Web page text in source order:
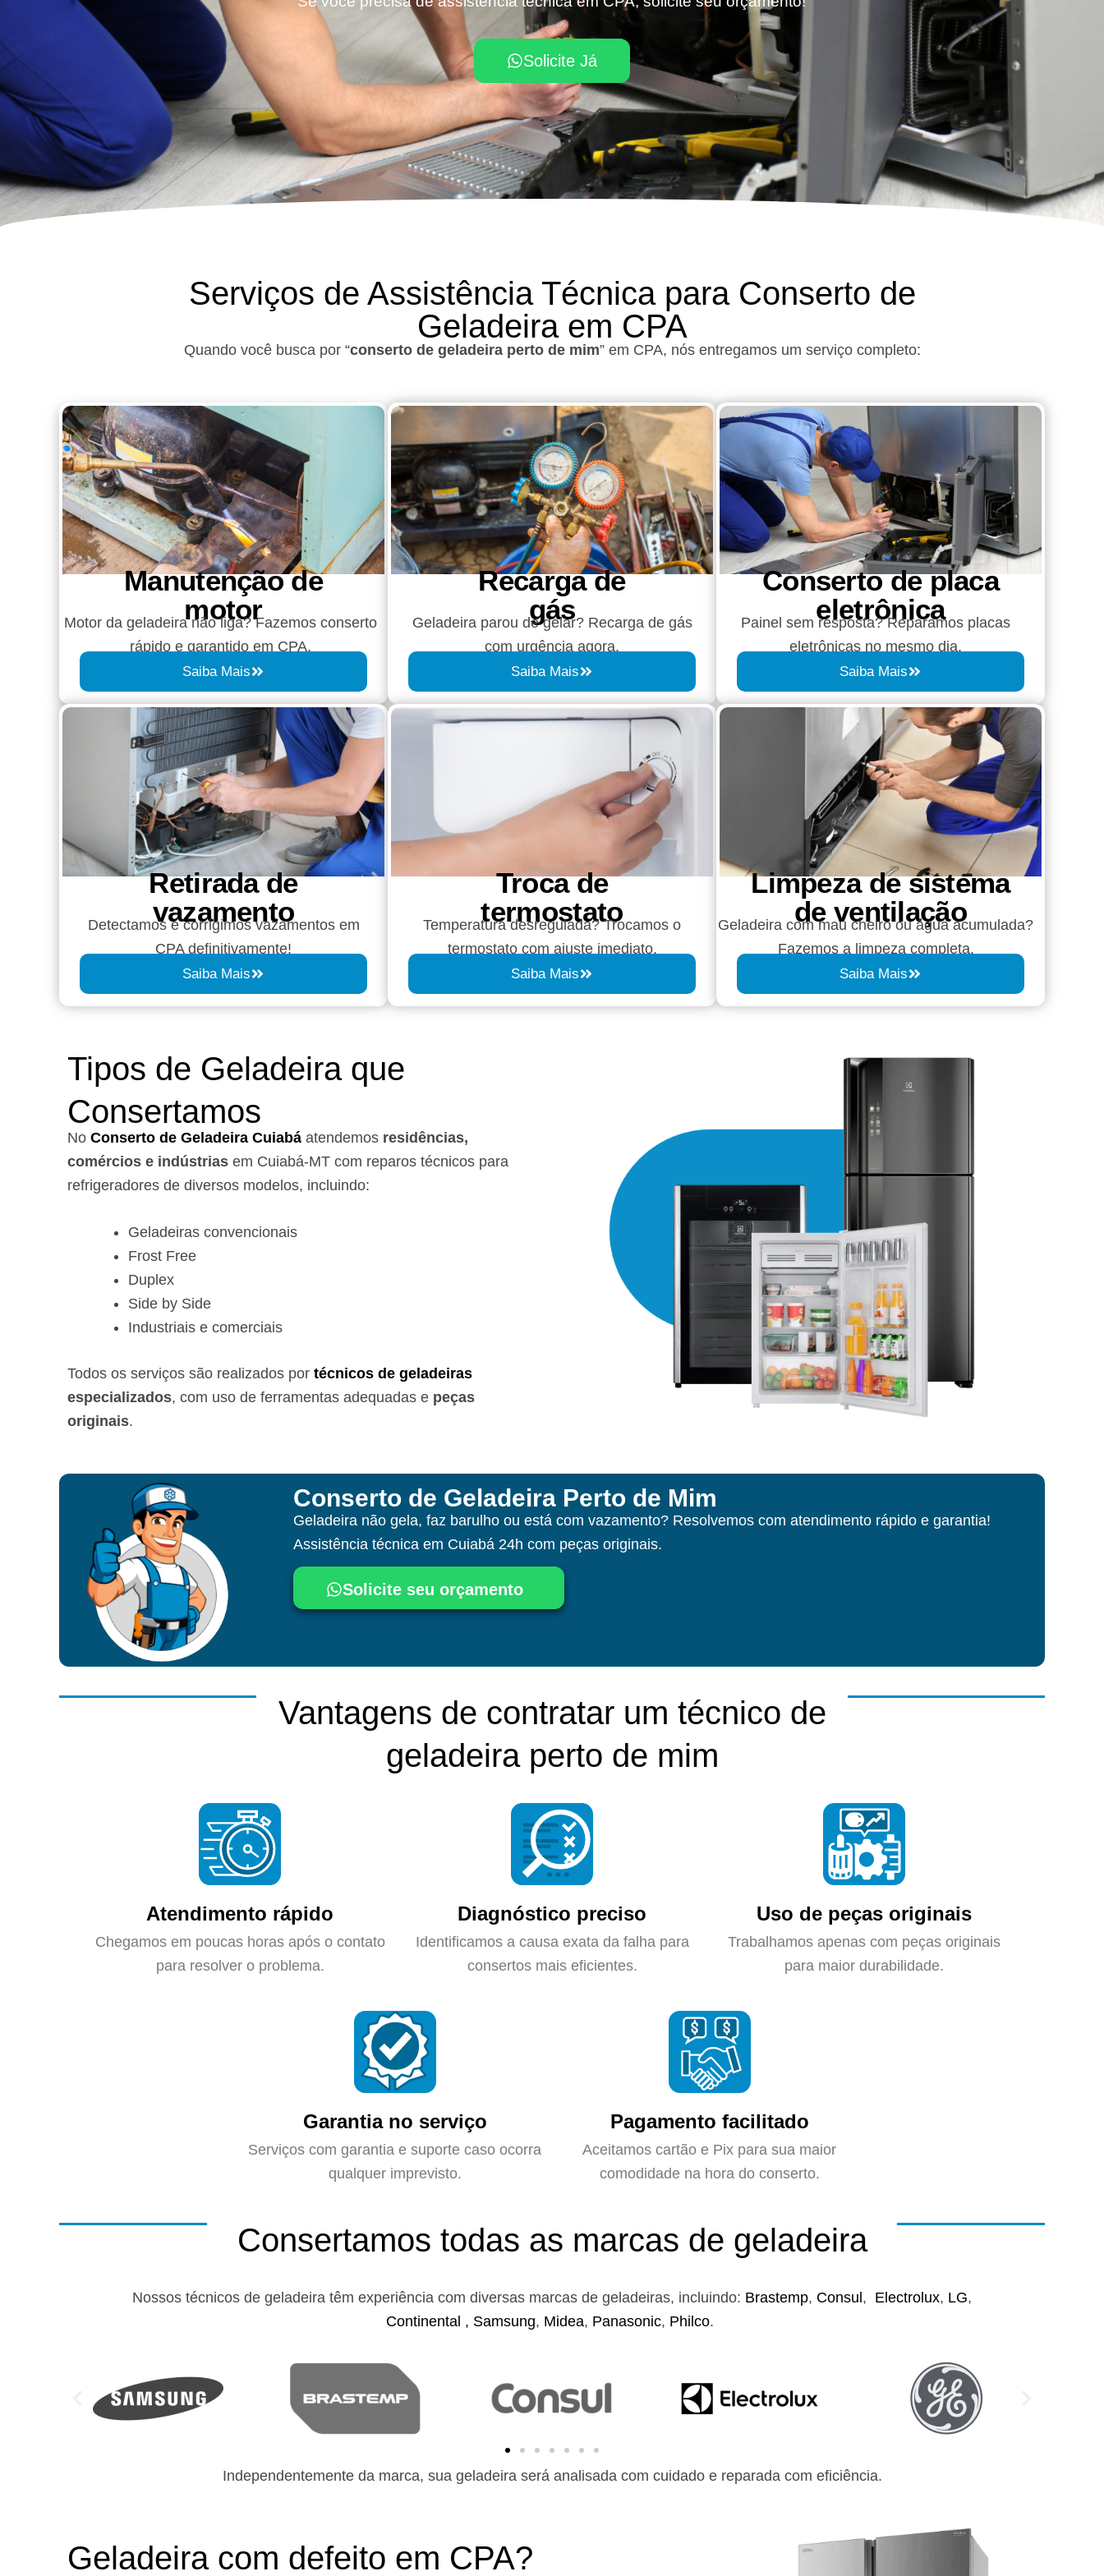
Solicite Já
Serviços de Assistência Técnica para Conserto de
Geladeira em CPA
Quando você busca por “conserto de geladeira perto de mim” em CPA, nós entregamos um serviço completo:
Manutenção de
motor
Motor da geladeira não liga? Fazemos conserto
rápido e garantido em CPA.
Saiba Mais
Recarga de
gás
Geladeira parou de gelar? Recarga de gás
com urgência agora.
Saiba Mais
Conserto de placa
eletrônica
Painel sem resposta? Reparamos placas
eletrônicas no mesmo dia.
Saiba Mais
Retirada de
vazamento​​
Detectamos e corrigimos vazamentos em
CPA definitivamente!
Saiba Mais
Troca de
termostato
Temperatura desregulada? Trocamos o
termostato com ajuste imediato.
Saiba Mais
Limpeza de sistema
de ventilação
Geladeira com mau cheiro ou água acumulada?
Fazemos a limpeza completa.
Saiba Mais
Tipos de Geladeira que
Consertamos
No Conserto de Geladeira Cuiabá atendemos residências,
comércios e indústrias em Cuiabá-MT com reparos técnicos para
refrigeradores de diversos modelos, incluindo:
Geladeiras convencionais
Frost Free
Duplex
Side by Side
Industriais e comerciais
Todos os serviços são realizados por técnicos de geladeiras
especializados, com uso de ferramentas adequadas e peças
originais.
Conserto de Geladeira Perto de Mim
Geladeira não gela, faz barulho ou está com vazamento? Resolvemos com atendimento rápido e garantia!
Assistência técnica em Cuiabá 24h com peças originais.
Solicite seu orçamento
Vantagens de contratar um técnico de
geladeira perto de mim
Atendimento rápido
Chegamos em poucas horas após o contato
para resolver o problema.
Diagnóstico preciso
Identificamos a causa exata da falha para
consertos mais eficientes.
Uso de peças originais
Trabalhamos apenas com peças originais
para maior durabilidade.
Garantia no serviço
Serviços com garantia e suporte caso ocorra
qualquer imprevisto.
Pagamento facilitado
Aceitamos cartão e Pix para sua maior
comodidade na hora do conserto.
Consertamos todas as marcas de geladeira
Nossos técnicos de geladeira têm experiência com diversas marcas de geladeiras, incluindo: Brastemp, Consul , Electrolux, LG,
Continental , Samsung, Midea, Panasonic, Philco.
Independentemente da marca, sua geladeira será analisada com cuidado e reparada com eficiência.
Geladeira com defeito em CPA?